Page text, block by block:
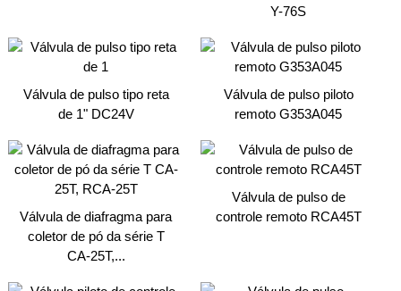
Y-76S
Válvula de pulso tipo reta
de 1" DC24V
Válvula de pulso piloto
remoto G353A045
Válvula de diafragma para
coletor de pó da série T
CA-25T,...
Válvula de pulso de
controle remoto RCA45T